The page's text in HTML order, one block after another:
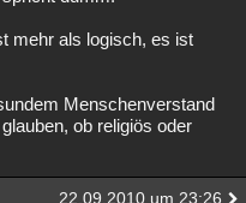
mehr als logisch, es ist
Menschenverstand
ob religiös oder
22.09.2010 um 23:26